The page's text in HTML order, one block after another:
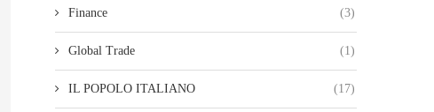
Finance (3)
Global Trade (1)
IL POPOLO ITALIANO (17)